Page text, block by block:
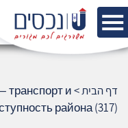
דף הבית>
транспорт и
района (317)